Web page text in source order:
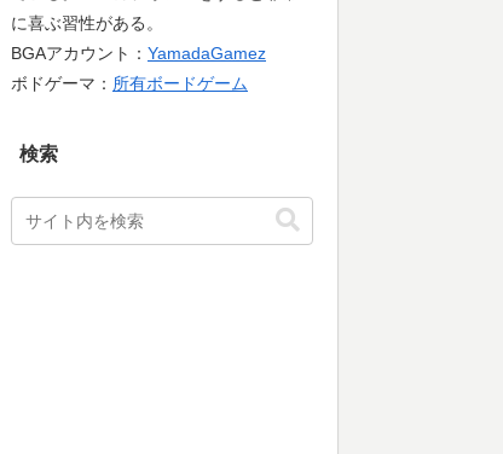
に喜ぶ習性がある。
BGAアカウント： YamadaGamez
ボドゲーマ： 所有ボードゲーム
検索